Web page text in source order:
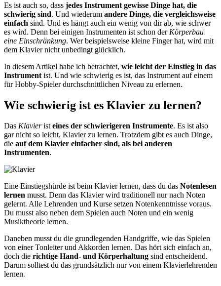
Es ist auch so, dass jedes Instrument gewisse Dinge hat, die
schwierig sind. Und wiederum andere Dinge, die vergleichsweise
einfach sind. Und es hängt auch ein wenig von dir ab, wie schwer
es wird. Denn bei einigen Instrumenten ist schon der Körperbau
eine Einschränkung. Wer beispielsweise kleine Finger hat, wird mit
dem Klavier nicht unbedingt glücklich.
In diesem Artikel habe ich betrachtet, wie leicht der Einstieg in das
Instrument ist. Und wie schwierig es ist, das Instrument auf einem
für Hobby-Spieler durchschnittlichen Niveau zu erlernen.
Wie schwierig ist es Klavier zu lernen?
Das Klavieristeines der schwierigeren Instrumente. Es ist also
gar nicht so leicht, Klavier zu lernen. Trotzdem gibt es auch Dinge,
die auf dem Klavier einfacher sind, als bei anderen
Instrumenten.
Eine Einstiegshürde ist beim Klavier lernen, dass du das Notenlesen
lernen musst. Denn das Klavier wird traditionell nur nach Noten
gelernt. Alle Lehrenden und Kurse setzen Notenkenntnisse voraus.
Du musst also neben dem Spielen auch Noten und ein wenig
Musiktheorie lernen.
Daneben musst du die grundlegenden Handgriffe, wie das Spielen
von einer Tonleiter und Akkorden lernen. Das hört sich einfach an,
doch die richtige Hand- und Körperhaltung sind entscheidend.
Darum solltest du das grundsätzlich nur von einem Klavierlehrenden
lernen.